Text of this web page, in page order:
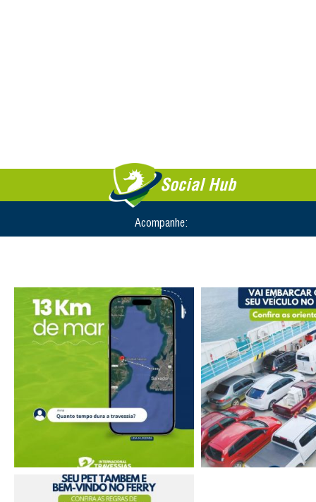
Social Hub
Acompanhe: